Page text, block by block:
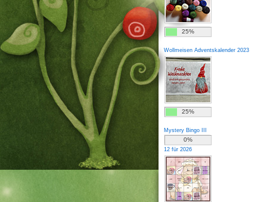
25%
Wollmeisen Adventskalender 2023
25%
Mystery Bingo III
0%
12 für 2026